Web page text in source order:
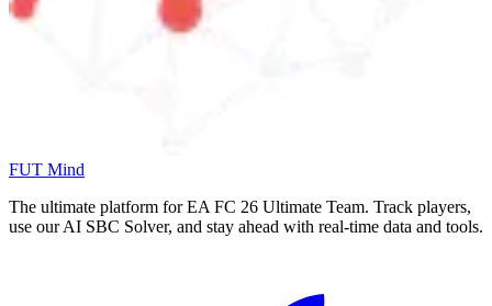
FUT Mind
The ultimate platform for EA FC 26 Ultimate Team. Track players,
use our AI SBC Solver, and stay ahead with real-time data and tools.